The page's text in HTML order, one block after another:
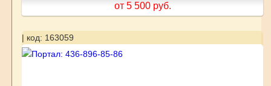
от 5 500 руб.
| код: 163059